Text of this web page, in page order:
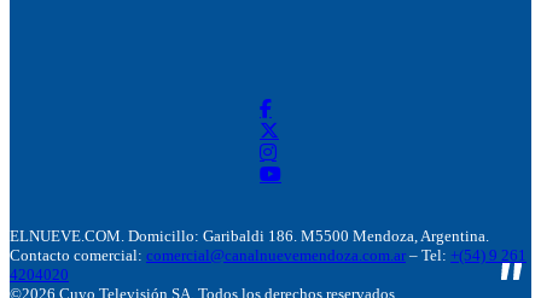
ELNUEVE.COM. Domicillo: Garibaldi 186. M5500 Mendoza, Argentina.
Contacto comercial: comercial@canalnuevemendoza.com.ar – Tel: +(54) 9 261
4204020
©2026 Cuyo Televisión SA. Todos los derechos reservados